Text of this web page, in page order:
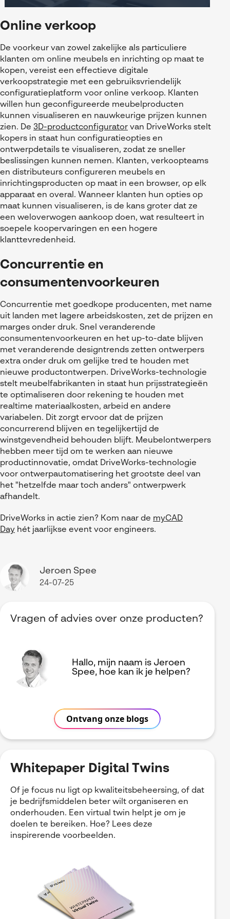
Online verkoop
De voorkeur van zowel zakelijke als particuliere
klanten om online meubels en inrichting op maat te
kopen, vereist een effectieve digitale
verkoopstrategie met een gebruiksvriendelijk
configuratieplatform voor online verkoop. Klanten
willen hun geconfigureerde meubelproducten
kunnen visualiseren en nauwkeurige prijzen kunnen
zien. De 3D-productconfigurator van DriveWorks stelt
kopers in staat hun configuratieopties en
ontwerpdetails te visualiseren, zodat ze sneller
beslissingen kunnen nemen. Klanten, verkoopteams
en distributeurs configureren meubels en
inrichtingsproducten op maat in een browser, op elk
apparaat en overal. Wanneer klanten hun opties op
maat kunnen visualiseren, is de kans groter dat ze
een weloverwogen aankoop doen, wat resulteert in
soepele koopervaringen en een hogere
klanttevredenheid.
Concurrentie en
consumentenvoorkeuren
Concurrentie met goedkope producenten, met name
uit landen met lagere arbeidskosten, zet de prijzen en
marges onder druk. Snel veranderende
consumentenvoorkeuren en het up-to-date blijven
met veranderende designtrends zetten ontwerpers
extra onder druk om gelijke tred te houden met
nieuwe productontwerpen. DriveWorks-technologie
stelt meubelfabrikanten in staat hun prijsstrategieën
te optimaliseren door rekening te houden met
realtime materiaalkosten, arbeid en andere
variabelen. Dit zorgt ervoor dat de prijzen
concurrerend blijven en tegelijkertijd de
winstgevendheid behouden blijft. Meubelontwerpers
hebben meer tijd om te werken aan nieuwe
productinnovatie, omdat DriveWorks-technologie
voor ontwerpautomatisering het grootste deel van
het "hetzelfde maar toch anders" ontwerpwerk
afhandelt.
DriveWorks in actie zien? Kom naar de myCAD
Day hét jaarlijkse event voor engineers.
Jeroen Spee
24-07-25
Vragen of advies over onze producten?
Hallo, mijn naam is Jeroen
Spee, hoe kan ik je helpen?
Ontvang onze blogs
Whitepaper Digital Twins
Of je focus nu ligt op kwaliteitsbeheersing, of dat
je bedrijfsmiddelen beter wilt organiseren en
onderhouden. Een virtual twin helpt je om je
doelen te bereiken. Hoe? Lees deze
inspirerende voorbeelden.